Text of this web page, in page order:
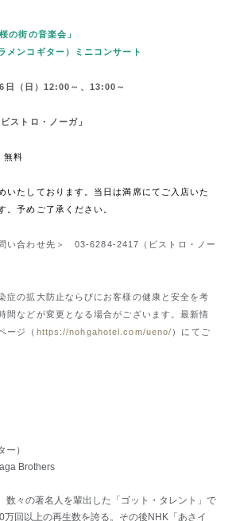
の街の音楽会」
ギター）ミニコンサート
日（日）12:00～、13:00～
ストロ・ノーガ」
無料
いたしております。当日は満席にてご入店いた
。予めご了承ください。
い合わせ先＞ 03-6284-2417（ビストロ・ノー
症の拡大防止ならびにお客様の健康と安全を考
間などが変更となる場合がございます。最新情
ージ（ https://nohgahotel.com/ueno/ ）にてご
ー）
Brothers
数々の著名人を輩出した「ゴット・タレント」で
万回以上の再生数を誇る。その後NHK「あさイ